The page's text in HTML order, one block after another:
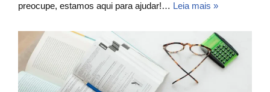
preocupe, estamos aqui para ajudar!… Leia mais »